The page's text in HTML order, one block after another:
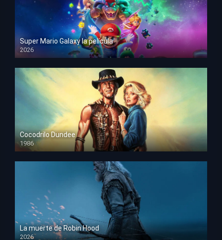
Super Mario Galaxy la película
2026
HD 1080p
Cocodrilo Dundee
1986
HD 1080p
La muerte de Robin Hood
2026